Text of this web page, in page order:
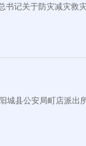
记关于防灾减灾救
县公安局町店派出